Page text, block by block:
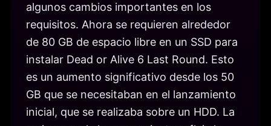
algunos cambios importantes en los
requisitos. Ahora se requieren alrededor
de 80 GB de espacio libre en un SSD para
instalar Dead or Alive 6 Last Round. Esto
es un aumento significativo desde los 50
GB que se necesitaban en el lanzamiento
inicial, que se realizaba sobre un HDD. La